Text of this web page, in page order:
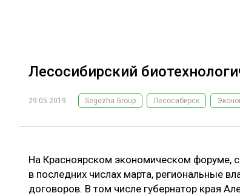
Лесосибирский
29.05.2019 Segezha Group Лесосибирск
На Красноярском экономическом форуме,
в последних числах марта, региональные
договоров. В том числе губернатор края